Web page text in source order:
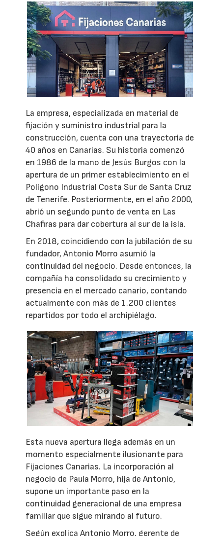
La empresa, especializada en material de
fijación y suministro industrial para la
construcción, cuenta con una trayectoria de
40 años en Canarias. Su historia comenzó
en 1986 de la mano de Jesús Burgos con la
apertura de un primer establecimiento en el
Polígono Industrial Costa Sur de Santa Cruz
de Tenerife. Posteriormente, en el año 2000,
abrió un segundo punto de venta en Las
Chafiras para dar cobertura al sur de la isla.
En 2018, coincidiendo con la jubilación de su
fundador, Antonio Morro asumió la
continuidad del negocio. Desde entonces, la
compañía ha consolidado su crecimiento y
presencia en el mercado canario, contando
actualmente con más de 1.200 clientes
repartidos por todo el archipiélago.
Esta nueva apertura llega además en un
momento especialmente ilusionante para
Fijaciones Canarias. La incorporación al
negocio de Paula Morro, hija de Antonio,
supone un importante paso en la
continuidad generacional de una empresa
familiar que sigue mirando al futuro.
Según explica Antonio Morro, gerente de